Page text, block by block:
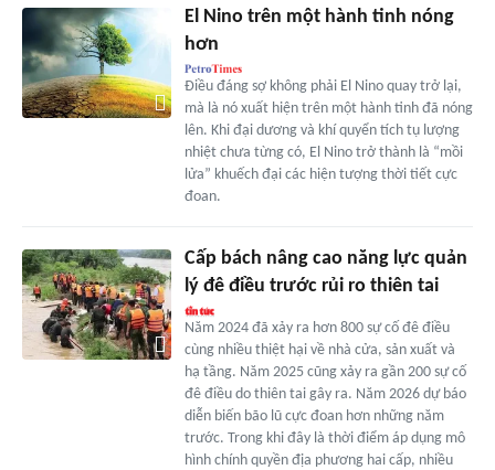
El Nino trên một hành tinh nóng
hơn
Điều đáng sợ không phải El Nino quay trở lại,
mà là nó xuất hiện trên một hành tinh đã nóng
lên. Khi đại dương và khí quyển tích tụ lượng
nhiệt chưa từng có, El Nino trở thành là “mồi
lửa” khuếch đại các hiện tượng thời tiết cực
đoan.
Cấp bách nâng cao năng lực quản
lý đê điều trước rủi ro thiên tai
Năm 2024 đã xảy ra hơn 800 sự cố đê điều
cùng nhiều thiệt hại về nhà cửa, sản xuất và
hạ tầng. Năm 2025 cũng xảy ra gần 200 sự cố
đê điều do thiên tai gây ra. Năm 2026 dự báo
diễn biến bão lũ cực đoan hơn những năm
trước. Trong khi đây là thời điểm áp dụng mô
hình chính quyền địa phương hai cấp, nhiều